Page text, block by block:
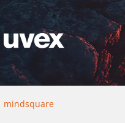
mindsquare